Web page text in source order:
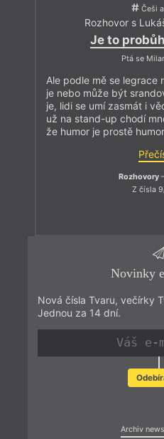
Češi
Rozhovor s
Je to
Ptá se
Ale podle mě se legrace
je nebo může být
je, lidi se umí zasmát i
už na stand-up chodí
že humor je prostě
Rozhovory
Z čísla
Novinky
Nová čísla Tvaru, večírky
Jednou za 14 dní.
Archiv